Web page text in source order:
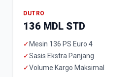
DUTRO
136 MDL STD
✓ Mesin 136 PS Euro 4
✓Sasis Ekstra Panjang
✓Volume Kargo Maksimal